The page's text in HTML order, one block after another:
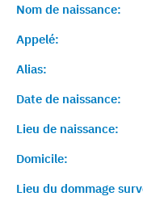
Nom de naissance:
Appelé:
Alias:
Date de naissance:
Lieu de naissance:
Domicile:
Lieu du dommage